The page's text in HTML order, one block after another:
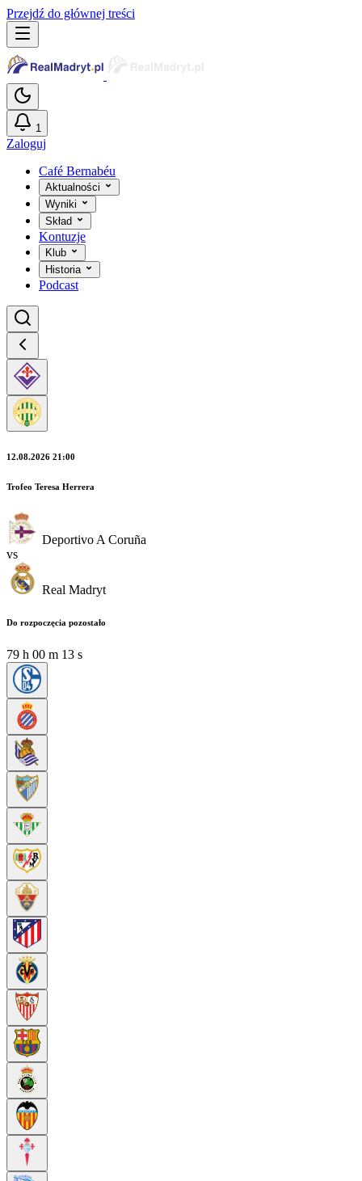
Przejdź do głównej treści
1
Zaloguj
Café Bernabéu
Aktualności
Wyniki
Skład
Kontuzje
Klub
Historia
Podcast
12.08.2026 21:00
Trofeo Teresa Herrera
Deportivo A Coruña
vs
Real Madryt
Do rozpoczęcia pozostało
79 h 00 m 12 s